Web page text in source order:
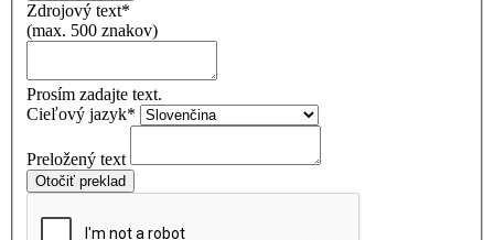
Zdrojový text*
(max. 500 znakov)
Prosím zadajte text.
Cieľový jazyk*
Preložený text
Otočiť preklad